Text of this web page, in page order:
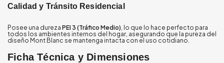
Calidad y Tránsito Residencial
Posee una dureza PEI 3 (Tráfico Medio) , lo que lo hace perfecto para
todos los ambientes internos del hogar, asegurando que la pureza del
diseño Mont Blanc se mantenga intacta con el uso cotidiano.
Ficha Técnica y Dimensiones